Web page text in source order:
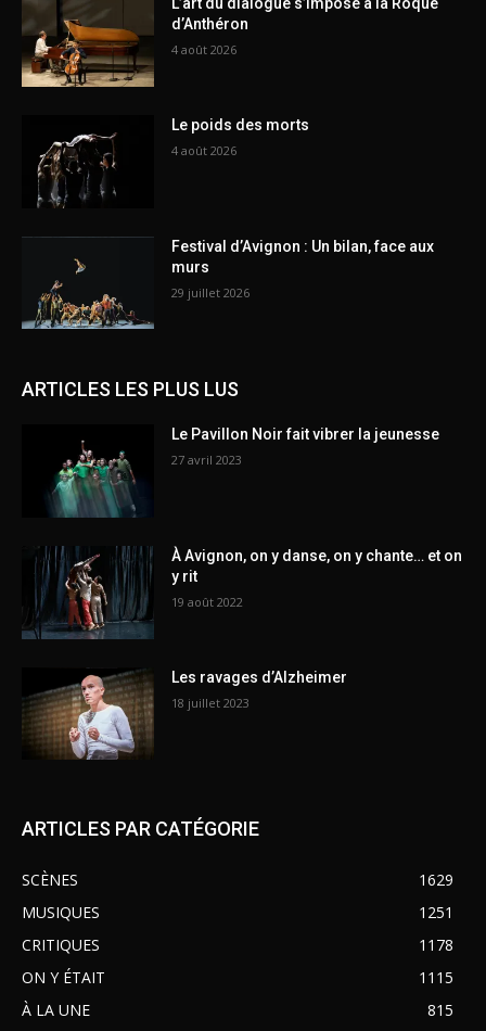
L’art du dialogue s’impose à la Roque
d’Anthéron
4 août 2026
Le poids des morts
4 août 2026
Festival d’Avignon : Un bilan, face aux
murs
29 juillet 2026
ARTICLES LES PLUS LUS
Le Pavillon Noir fait vibrer la jeunesse
27 avril 2023
À Avignon, on y danse, on y chante… et on
y rit
19 août 2022
Les ravages d’Alzheimer
18 juillet 2023
ARTICLES PAR CATÉGORIE
SCÈNES
1629
MUSIQUES
1251
CRITIQUES
1178
ON Y ÉTAIT
1115
À LA UNE
815